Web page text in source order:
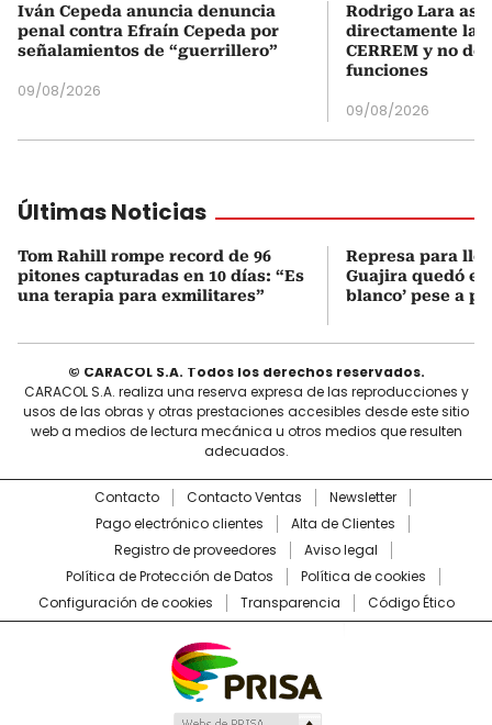
Iván Cepeda anuncia denuncia
penal contra Efraín Cepeda por
señalamientos de “guerrillero”
09/08/2026
Rodrigo Lara
directamente la
CERREM y no
funciones
09/08/2026
Últimas Noticias
Tom Rahill rompe record de 96
pitones capturadas en 10 días: “Es
una terapia para exmilitares”
Represa para
Guajira quedó en
blanco’ pese a
© CARACOL S.A. Todos los derechos reservados.
CARACOL S.A. realiza una reserva expresa de las reproducciones y
usos de las obras y otras prestaciones accesibles desde este sitio
web a medios de lectura mecánica u otros medios que resulten
adecuados.
Contacto Contacto Ventas
Newsletter
Pago electrónico clientes
Alta de Clientes
Registro de proveedores
Aviso legal
Política de Protección de Datos
Política de cookies
Configuración de cookies
Transparencia Código Ético